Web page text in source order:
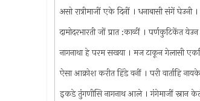
असो रात्रीमाजीं एके दिनीं । धनाबासी संगें
दामोदरभारती जों प्रात :काळीं । पर्णकुटिकेंत
नागनाथा हे परम सखया । मज टाकून गेलासी
ऐसा आक्रोश करीत हिंडे वनीं । परी वार्ताहि
इकडे तुंगणीसि नागनाथ आले । गंगेमाजीं स्नान